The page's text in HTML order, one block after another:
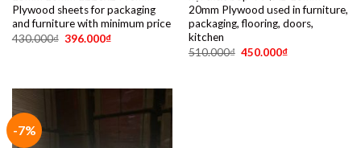
Plywood sheets for packaging
and furniture with minimum price
430.000₫ 396.000₫
20mm Plywood used in furniture,
packaging, flooring, doors,
kitchen
510.000₫ 450.000₫
-7%